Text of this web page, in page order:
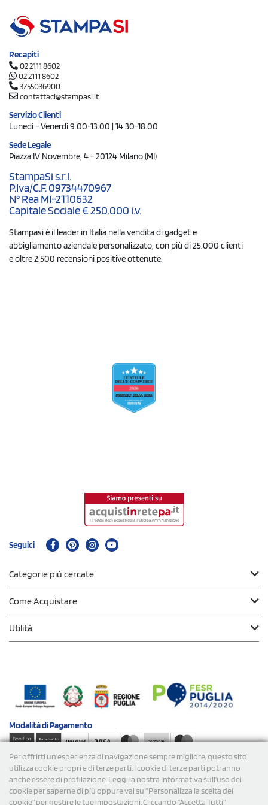
Per offrirti un'esperienza di navigazione sempre migliore, questo sito
utilizza cookie propri e di terze parti. I cookie di terze parti potranno
anche essere di profilazione. Leggi la nostra Informativa sull’uso dei
cookie per saperne di più oppure vai su “Personalizza la scelta dei
cookie” per gestire le tue impostazioni. Cliccando "Accetta Tutti"
Recapiti
02 2111 8602
02 2111 8602
3755036900
contattaci@stampasi.it
Servizio Clienti
Lunedì - Venerdì 9.00-13.00 | 14.30-18.00
Sede Legale
Piazza IV Novembre, 4 - 20124 Milano (MI)
StampaSi s.r.l.
P.Iva/C.F. 09734470967
N° Rea MI-2110632
Capitale Sociale € 250.000 i.v.
Stampasi è il leader in Italia nella vendita di gadget e
abbigliamento aziendale personalizzato, con più di 25.000 clienti
e oltre 2.500 recensioni positive ottenute.
Seguici
Categorie più cercate
Come Acquistare
Utilità
Modalità diPagamento
Spedizioni